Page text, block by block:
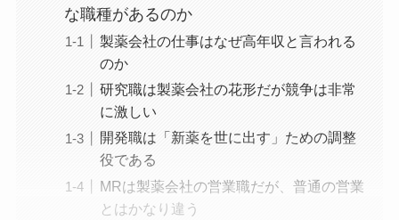
な職種があるのか
製薬会社の仕事はなぜ高年収と言われる
のか
研究職は製薬会社の花形だが競争は非常
に激しい
開発職は「新薬を世に出す」ための調整
役である
MRは製薬会社の営業職だが、普通の営業
とはかなり違う